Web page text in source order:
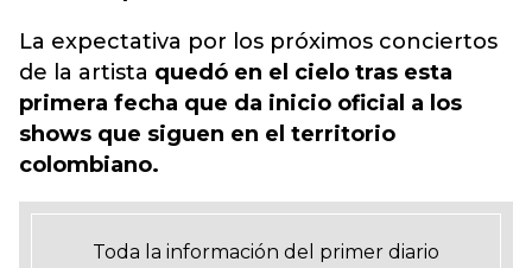
La expectativa por los próximos conciertos
de la artista quedó en el cielo tras esta
primera fecha que da inicio oficial a los
shows que siguen en el territorio
colombiano.
Toda la información del primer diario